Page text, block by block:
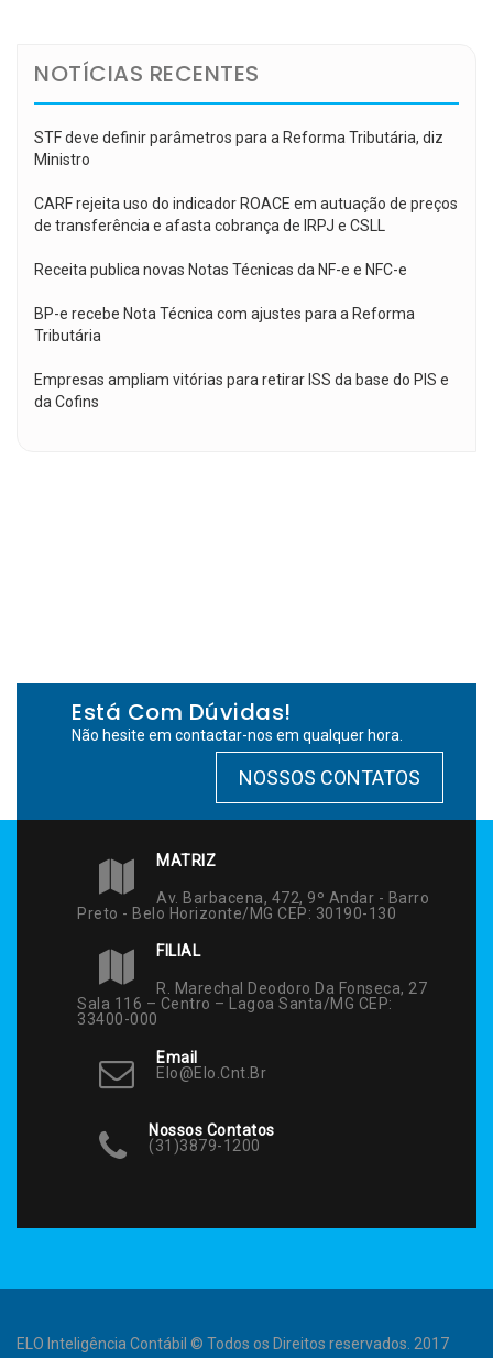
NOTÍCIAS RECENTES
STF deve definir parâmetros para a Reforma Tributária, diz
Ministro
CARF rejeita uso do indicador ROACE em autuação de preços
de transferência e afasta cobrança de IRPJ e CSLL
Receita publica novas Notas Técnicas da NF-e e NFC-e
BP-e recebe Nota Técnica com ajustes para a Reforma
Tributária
Empresas ampliam vitórias para retirar ISS da base do PIS e
da Cofins
Está Com Dúvidas!
Não hesite em contactar-nos em qualquer hora.
NOSSOS CONTATOS
MATRIZ
Av. Barbacena, 472, 9º Andar - Barro
Preto - Belo Horizonte/MG CEP: 30190-130
FILIAL
R. Marechal Deodoro Da Fonseca, 27
Sala 116 – Centro – Lagoa Santa/MG CEP:
33400-000
Email
Elo@elo.cnt.br
Nossos Contatos
(31)3879-1200
ELO Inteligência Contábil © Todos os Direitos reservados. 2017